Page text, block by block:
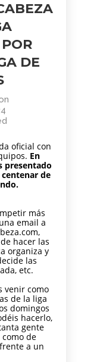
DE
oficial con
En
presentado
de
más
email a
hacer las
organiza y
las
etc.
venir como
de la liga
domingos
hacerlo,
gente
de
a un